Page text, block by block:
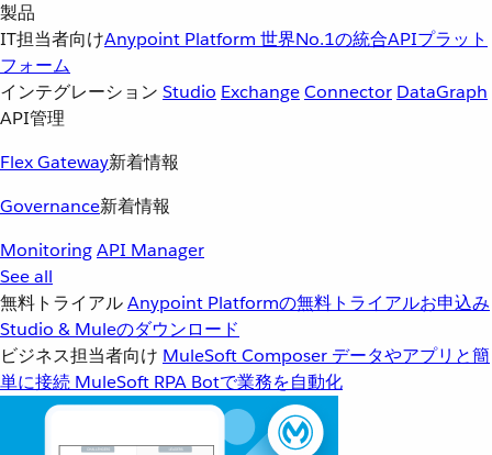
製品
IT担当者向けAnypoint Platform 世界No.1の統合APIプラット
フォーム
インテグレーション Studio ExchangeConnector DataGraph
API管理
Flex Gateway新着情報
Governance新着情報
MonitoringAPI Manager
See all
無料トライアルAnypoint Platformの無料トライアルお申込み
Studio & Muleのダウンロード
ビジネス担当者向け MuleSoft Composer データやアプリと簡
単に接続 MuleSoft RPA Botで業務を自動化